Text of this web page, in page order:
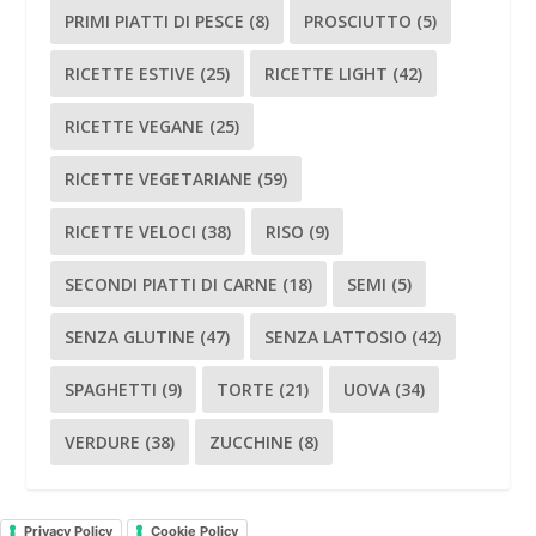
PRIMI PIATTI DI PESCE (8) PROSCIUTTO (5)
RICETTE ESTIVE (25) RICETTE LIGHT (42)
RICETTE VEGANE (25)
RICETTE VEGETARIANE (59)
RICETTE VELOCI (38) RISO (9)
SECONDI PIATTI DI CARNE (18) SEMI (5)
SENZA GLUTINE (47) SENZA LATTOSIO (42)
SPAGHETTI (9) TORTE (21) UOVA (34)
VERDURE (38) ZUCCHINE (8)
Privacy Policy Cookie Policy